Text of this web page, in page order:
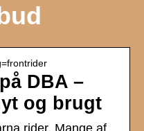
DBA –
og brugt
rider. Mange af